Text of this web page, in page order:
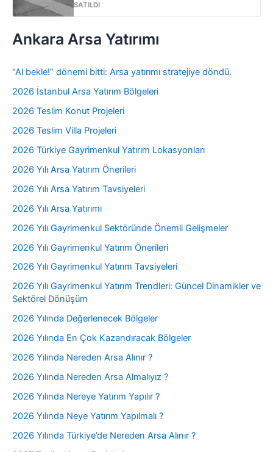
SATILDI
Ankara Arsa Yatırımı
“Al bekle!” dönemi bitti: Arsa yatırımı stratejiye döndü.
2026 İstanbul Arsa Yatırım Bölgeleri
2026 Teslim Konut Projeleri
2026 Teslim Villa Projeleri
2026 Türkiye Gayrimenkul Yatırım Lokasyonları
2026 Yılı Arsa Yatırım Önerileri
2026 Yılı Arsa Yatırım Tavsiyeleri
2026 Yılı Arsa Yatırımı
2026 Yılı Gayrimenkul Sektöründe Önemli Gelişmeler
2026 Yılı Gayrimenkul Yatırım Önerileri
2026 Yılı Gayrimenkul Yatırım Tavsiyeleri
2026 Yılı Gayrimenkul Yatırım Trendleri: Güncel Dinamikler ve
Sektörel Dönüşüm
2026 Yılında Değerlenecek Bölgeler
2026 Yılında En Çok Kazandıracak Bölgeler
2026 Yılında Nereden Arsa Alınır ?
2026 Yılında Nereden Arsa Almalıyız ?
2026 Yılında Nereye Yatırım Yapılır ?
2026 Yılında Neye Yatırım Yapılmalı ?
2026 Yılında Türkiye’de Nereden Arsa Alınır ?